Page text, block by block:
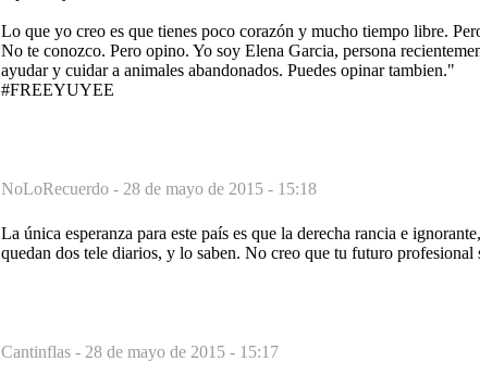
Lo que yo creo es que tienes poco corazón y mucho tiempo libre.
No te conozco. Pero opino. Yo soy Elena Garcia, persona
ayudar y cuidar a animales abandonados. Puedes opinar tambien."
#FREEYUYEE
NoLoRecuerdo - 28 de mayo de 2015 - 15:18
La única esperanza para este país es que la derecha rancia e
quedan dos tele diarios, y lo saben. No creo que tu futuro profesional
Cantinflas - 28 de mayo de 2015 - 15:17